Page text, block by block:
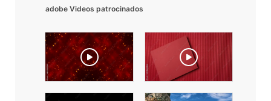
adobe Videos patrocinados